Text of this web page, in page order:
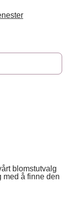
blomstutvalg
med å finne den